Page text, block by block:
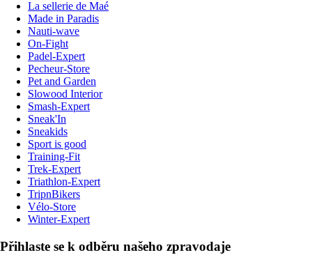
La sellerie de Maé
Made in Paradis
Nauti-wave
On-Fight
Padel-Expert
Pecheur-Store
Pet and Garden
Slowood Interior
Smash-Expert
Sneak'In
Sneakids
Sport is good
Training-Fit
Trek-Expert
Triathlon-Expert
TripnBikers
Vélo-Store
Winter-Expert
Přihlaste se k odběru našeho zpravodaje